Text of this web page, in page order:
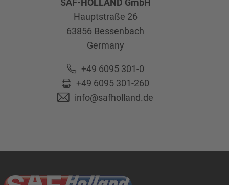
SAF-HOLLAND GmbH
Hauptstraße 26
63856 Bessenbach
Germany
+49 6095 301-0
+49 6095 301-260
info@safholland.de